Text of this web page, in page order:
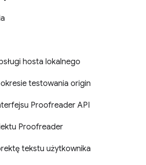
hosta lokalnego
testowania origin
Proofreader API
Proofreader
tekstu użytkownika